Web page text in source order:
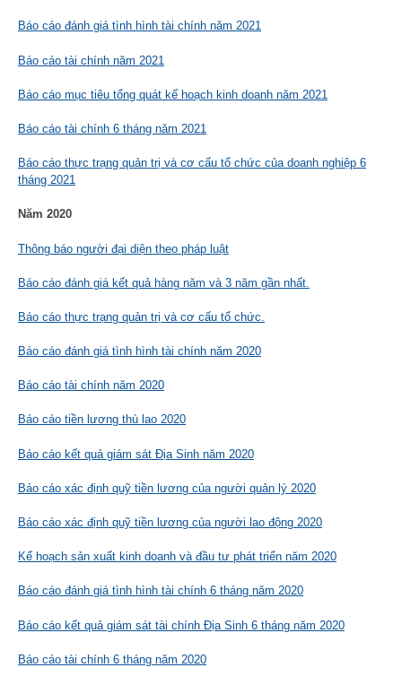
Báo cáo đánh giá tình hình tài chính năm 2021
Báo cáo tài chính năm 2021
Báo cáo mục tiêu tổng quát kế hoạch kinh doanh năm 2021
Báo cáo tài chính 6 tháng năm 2021
Báo cáo thực trạng quản trị và cơ cấu tổ chức của doanh nghiệp 6
tháng 2021
Năm 2020
Thông báo người đại diện theo pháp luật
Báo cáo đánh giá kết quả hàng năm và 3 năm gần nhất.
Báo cáo thực trạng quản trị và cơ cấu tổ chức.
Báo cáo đánh giá tình hình tài chính năm 2020
Báo cáo tài chính năm 2020
Báo cáo tiền lương thù lao 2020
Báo cáo kết quả giám sát Địa Sinh năm 2020
Báo cáo xác định quỹ tiền lương của người quản lý 2020
Báo cáo xác định quỹ tiền lương của người lao động 2020
Kế hoạch sản xuất kinh doanh và đầu tư phát triển năm 2020
Báo cáo đánh giá tình hình tài chính 6 tháng năm 2020
Báo cáo kết quả giám sát tài chính Địa Sinh 6 tháng năm 2020
Báo cáo tài chính 6 tháng năm 2020